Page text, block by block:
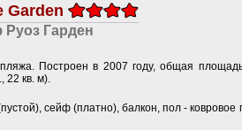
Garden
Гарден
Построен в 2007 году, общая
22 кв. м).
сейф (платно), балкон, пол -